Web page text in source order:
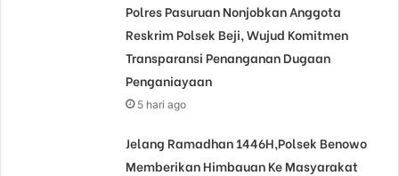
Polres Pasuruan Nonjobkan Anggota
Reskrim Polsek Beji, Wujud Komitmen
Transparansi Penanganan Dugaan
Penganiayaan
5 hari ago
Jelang Ramadhan 1446H,Polsek Benowo
Memberikan Himbauan Ke Masyarakat